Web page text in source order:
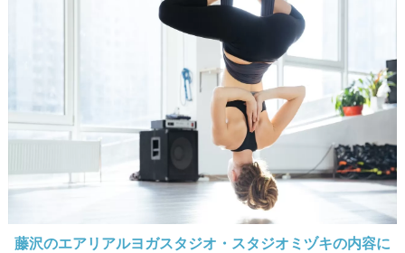
藤沢のエアリアルヨガスタジオ・スタジオミヅキの内容に